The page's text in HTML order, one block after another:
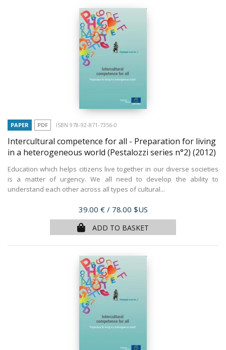
PAPER PDF ISBN 978-92-871-7356-0
Intercultural competence for all - Preparation for living
in a heterogeneous world (Pestalozzi series n°2) (2012)
Education which helps citizens live together in our diverse societies
is a matter of urgency. We all need to develop the ability to
understand each other across all types of cultural...
Price
39.00 € / 78.00 $US
ADD TO BASKET